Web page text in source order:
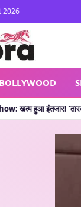
2026
BOLLYWOOD
मेहता का उल्टा